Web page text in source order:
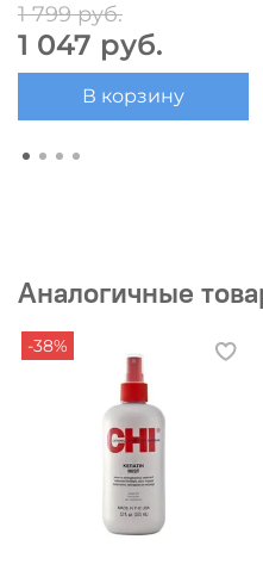
1 799 руб.
1 047 руб.
В корзину
Аналогичные
-38%